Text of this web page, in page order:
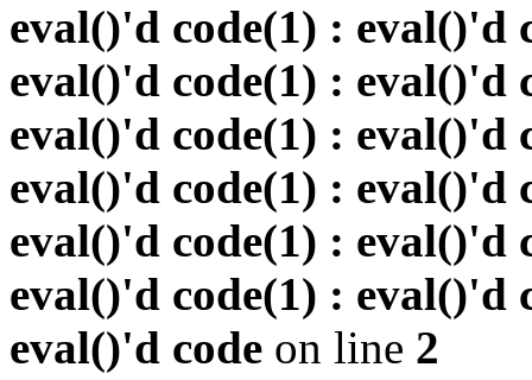
eval()'d code(1) : eval()'d
eval()'d code(1) : eval()'d
eval()'d code(1) : eval()'d
eval()'d code(1) : eval()'d
eval()'d code(1) : eval()'d
eval()'d code(1) : eval()'d
eval()'d code on line 2